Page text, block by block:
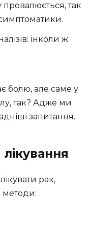
провалюється, так
симптоматики.
інколи ж
болю, але саме у
так? Адже ми
запитання.
рак,
методи: